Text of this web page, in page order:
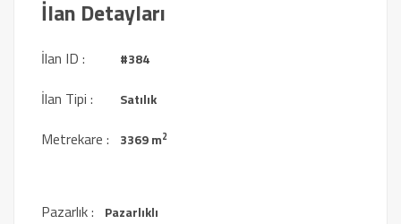
İlan Detayları
İlan ID :
İlan Tipi :
Metrekare :
#384
Satılık
3369 m2
Pazarlık : Pazarlıklı